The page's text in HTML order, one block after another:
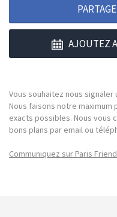
AJOUTEZ
Vous souhaitez nous signaler
Nous faisons notre
exacts possibles. Nous
bons plans par email ou
Communiquez sur Paris